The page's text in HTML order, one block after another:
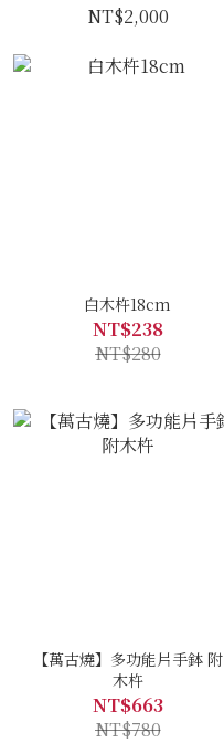
NT$2,000
白木杵18cm
NT$238
NT$280
【萬古燒】多功能片手鉢 附
木杵
NT$663
NT$780